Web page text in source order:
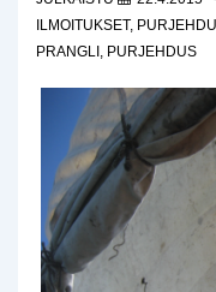
ILMOITUKSET,
PRANGLI PURJEHDUS